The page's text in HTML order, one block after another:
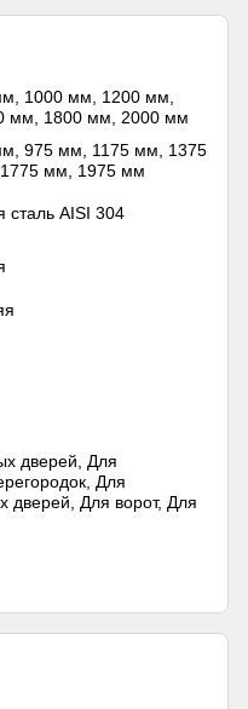
1000 мм, 1200 мм,
мм, 1800 мм, 2000 мм
975 мм, 1175 мм, 1375
мм, 1975 мм
AISI 304
дверей, Для
Для
дверей, Для ворот, Для